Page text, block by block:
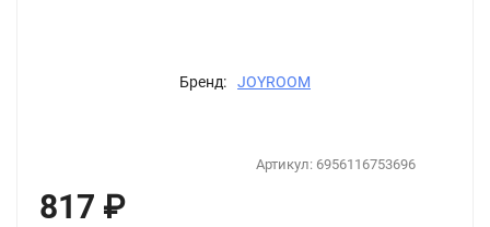
Бренд: JOYROOM
Артикул: 6956116753696
817 ₽